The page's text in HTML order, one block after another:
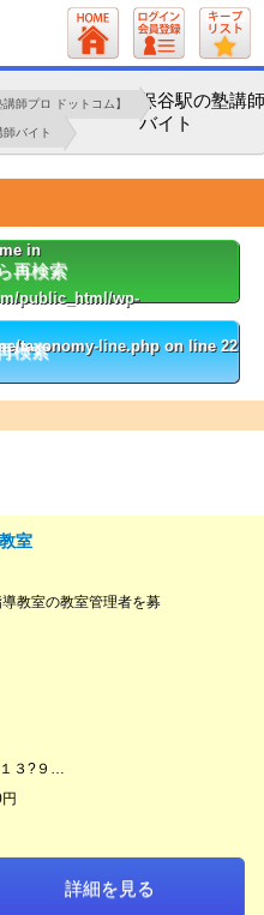
師プロ ドットコム】
バイト
保谷駅の塾講師
バイト
in
public_html/wp-
taxonomy-line.phpon line 22
再検索
検索
室
教室の教室管理者を募
３?９…
詳細を見る